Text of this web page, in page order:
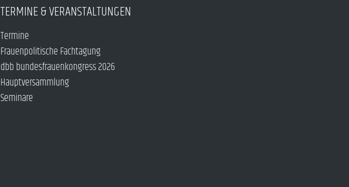
TERMINE & VERANSTALTUNGEN
Termine
Frauenpolitische Fachtagung
dbb bundesfrauenkongress 2026
Hauptversammlung
Seminare